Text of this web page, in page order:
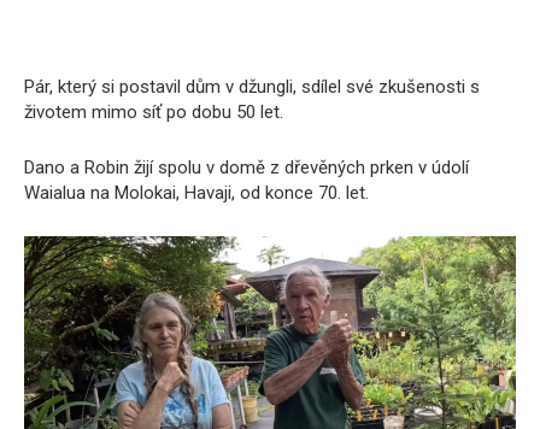
Pár, který si postavil dům v džungli, sdílel své zkušenosti s
životem mimo síť po dobu 50 let.
Dano a Robin žijí spolu v domě z dřevěných prken v údolí
Waialua na Molokai, Havaji, od konce 70. let.